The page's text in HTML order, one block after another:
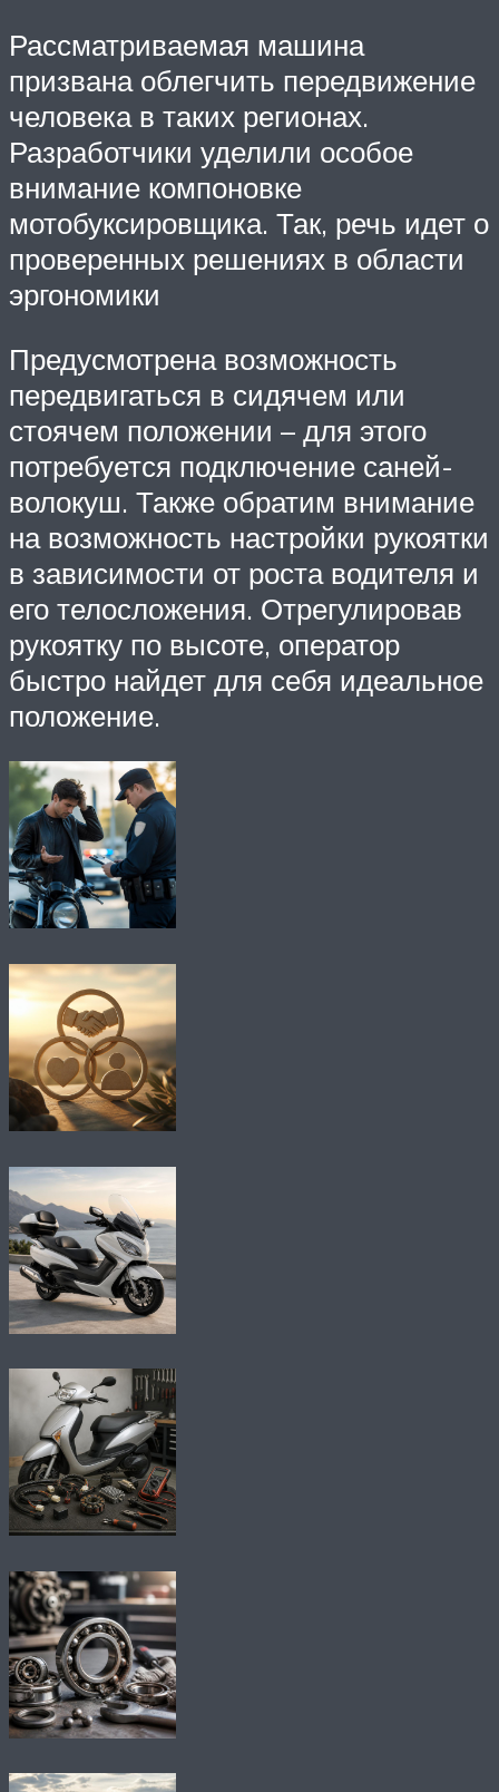
Рассматриваемая машина
призвана облегчить передвижение
человека в таких регионах.
Разработчики уделили особое
внимание компоновке
мотобуксировщика. Так, речь идет о
проверенных решениях в области
эргономики
Предусмотрена возможность
передвигаться в сидячем или
стоячем положении – для этого
потребуется подключение саней-
волокуш. Также обратим внимание
на возможность настройки рукоятки
в зависимости от роста водителя и
его телосложения. Отрегулировав
рукоятку по высоте, оператор
быстро найдет для себя идеальное
положение.